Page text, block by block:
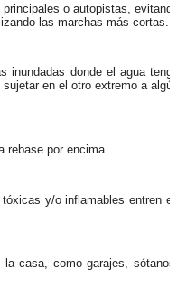
o autopistas,
las marchas más cortas.
inundadas donde el agua
en el otro extremo a
rebase por encima.
y/o inflamables entren
casa, como garajes,